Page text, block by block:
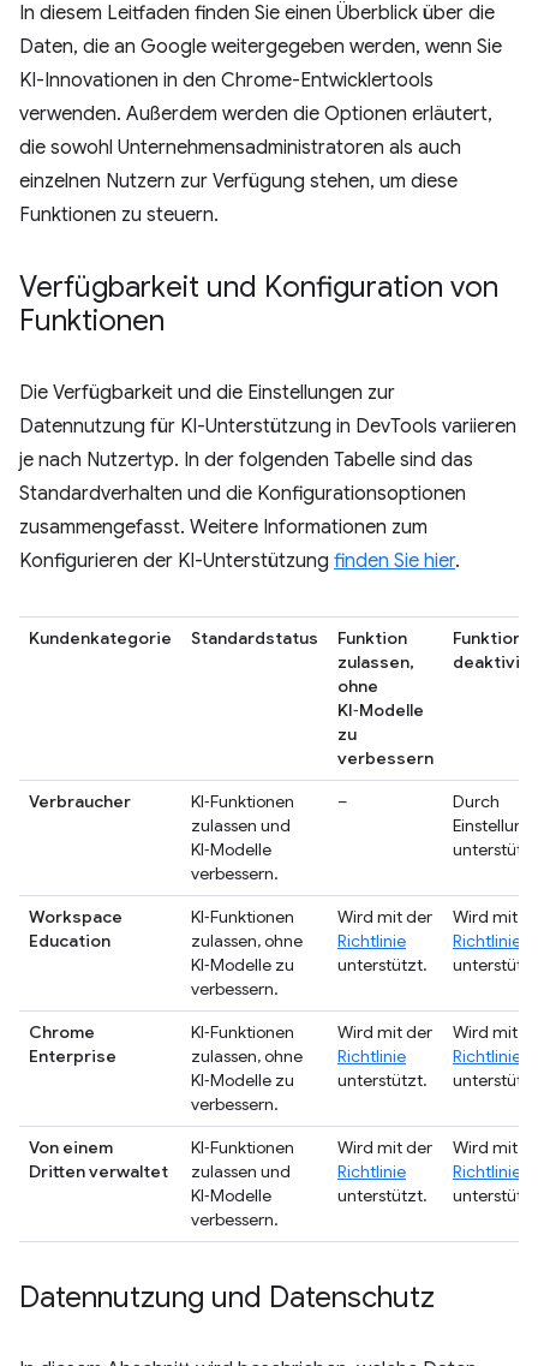
In diesem Leitfaden finden Sie einen Überblick über die
Daten, die an Google weitergegeben werden, wenn Sie
KI-Innovationen in den Chrome-Entwicklertools
verwenden. Außerdem werden die Optionen erläutert,
die sowohl Unternehmensadministratoren als auch
einzelnen Nutzern zur Verfügung stehen, um diese
Funktionen zu steuern.
Verfügbarkeit und Konfiguration von
Funktionen
Die Verfügbarkeit und die Einstellungen zur
Datennutzung für KI-Unterstützung in DevTools variieren
je nach Nutzertyp. In der folgenden Tabelle sind das
Standardverhalten und die Konfigurationsoptionen
zusammengefasst. Weitere Informationen zum
Konfigurieren der KI-Unterstützung finden Sie hier.
Kundenkategorie Standardstatus
Funktion
zulassen,
ohne
KI‑Modelle
zu
verbessern
Funktion
Verbraucher
KI‑Funktionen
zulassen und
KI‑Modelle
verbessern.
–
Durch
unterstützt
Workspace
Education
KI‑Funktionen
zulassen, ohne
KI‑Modelle zu
verbessern.
Wird mit der
Richtlinie
unterstützt.
Wird mit
Richtlinie
Chrome
Enterprise
KI‑Funktionen
zulassen, ohne
KI‑Modelle zu
verbessern.
Wird mit der
Richtlinie
unterstützt.
Wird mit
Richtlinie
Von einem
Dritten verwaltet
KI‑Funktionen
zulassen und
KI‑Modelle
verbessern.
Wird mit der
Richtlinie
unterstützt.
Wird mit
Richtlinie
Datennutzung und Datenschutz